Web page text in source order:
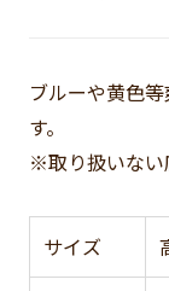
ブルーや黄色
す。
※取り扱いない
サイズ